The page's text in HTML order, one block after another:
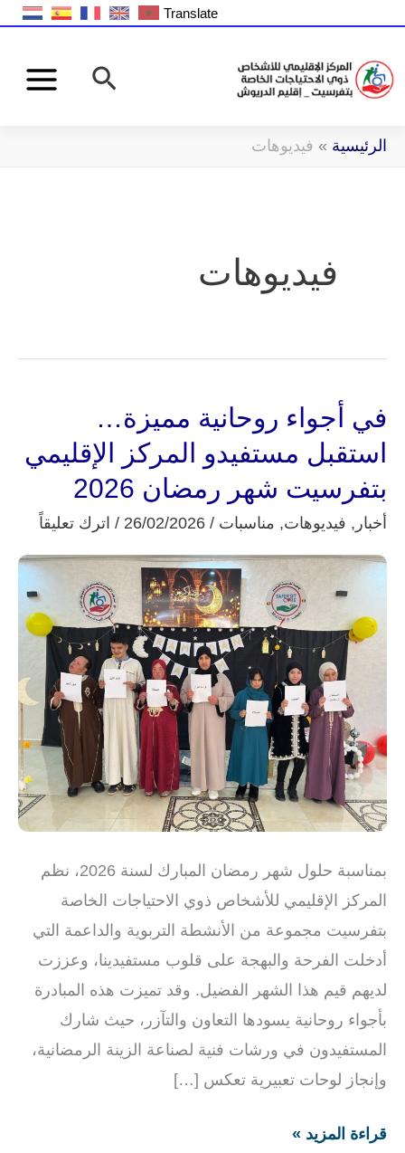
المحتوى
Translate
البحث
الرئيسية » فيديوهات
فيديوهات
في أجواء روحانية مميزة…
استقبل مستفيدو المركز الإقليمي
بتفرسيت شهر رمضان 2026
أخبار , فيديوهات, مناسبات /
26/02/2026
/ اترك تعليقاً
بمناسبة حلول شهر رمضان المبارك لسنة 2026، نظم
المركز الإقليمي للأشخاص ذوي الاحتياجات الخاصة
بتفرسيت مجموعة من الأنشطة التربوية والداعمة التي
أدخلت الفرحة والبهجة على قلوب مستفيدينا، وعززت
لديهم قيم هذا الشهر الفضيل. وقد تميزت هذه المبادرة
بأجواء روحانية يسودها التعاون والتآزر، حيث شارك
المستفيدون في ورشات فنية لصناعة الزينة الرمضانية،
وإنجاز لوحات تعبيرية تعكس […]
في
أجواء
مميزة…
استقبل
مستفيدو
المركز
الإقليمي
بتفرسيت
رمضان
2026
قراءة المزيد »